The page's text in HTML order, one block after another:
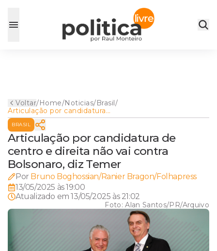
Voltar/Home/Noticias/Brasil/
Articulação por candidatura
de centro e direita não vai
contra Bolsonaro, diz Temer
BRASIL
Articulação por candidatura de
centro e direita não vai contra
Bolsonaro, diz Temer
Por Bruno Boghossian/Ranier Bragon/Folhapress
13/05/2025 às 19:00
Atualizado em13/05/2025 às 21:02
Foto:Alan Santos/PR/Arquivo